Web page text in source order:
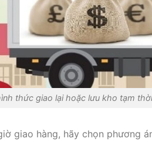
thức giao lại hoặc lưu kho tạm thời
giao hàng, hãy chọn phương